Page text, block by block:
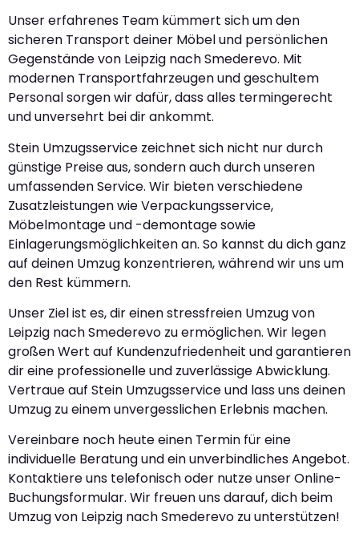
Unser erfahrenes Team kümmert sich um den
sicheren Transport deiner Möbel und persönlichen
Gegenstände von Leipzig nach Smederevo. Mit
modernen Transportfahrzeugen und geschultem
Personal sorgen wir dafür, dass alles termingerecht
und unversehrt bei dir ankommt.
Stein Umzugsservice zeichnet sich nicht nur durch
günstige Preise aus, sondern auch durch unseren
umfassenden Service. Wir bieten verschiedene
Zusatzleistungen wie Verpackungsservice,
Möbelmontage und -demontage sowie
Einlagerungsmöglichkeiten an. So kannst du dich ganz
auf deinen Umzug konzentrieren, während wir uns um
den Rest kümmern.
Unser Ziel ist es, dir einen stressfreien Umzug von
Leipzig nach Smederevo zu ermöglichen. Wir legen
großen Wert auf Kundenzufriedenheit und garantieren
dir eine professionelle und zuverlässige Abwicklung.
Vertraue auf Stein Umzugsservice und lass uns deinen
Umzug zu einem unvergesslichen Erlebnis machen.
Vereinbare noch heute einen Termin für eine
individuelle Beratung und ein unverbindliches Angebot.
Kontaktiere uns telefonisch oder nutze unser Online-
Buchungsformular. Wir freuen uns darauf, dich beim
Umzug von Leipzig nach Smederevo zu unterstützen!